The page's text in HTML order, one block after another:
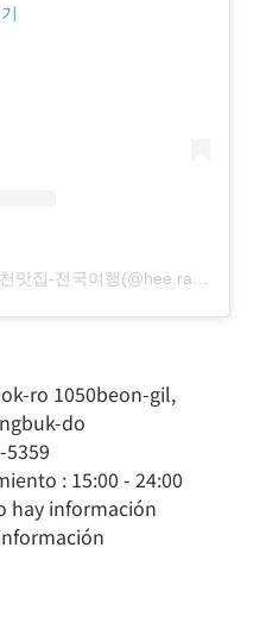
ro 1050beon-gil,
do
: 15:00 - 24:00
hay información